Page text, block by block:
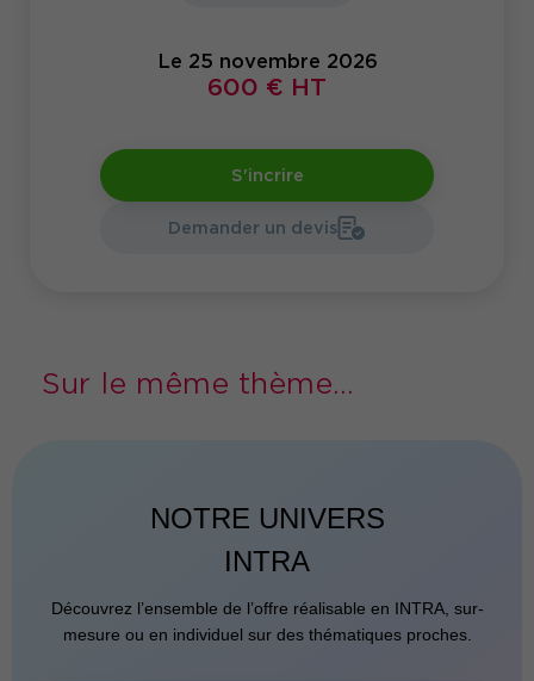
vers le tout électronique.Le 25 novembre 2026
600 € HT
S'incrire
Demander un devis
Sur le même thème...
NOTRE UNIVERS
INTRA
Découvrez l’ensemble de l’offre réalisable en INTRA, sur-
mesure ou en individuel sur des thématiques proches.